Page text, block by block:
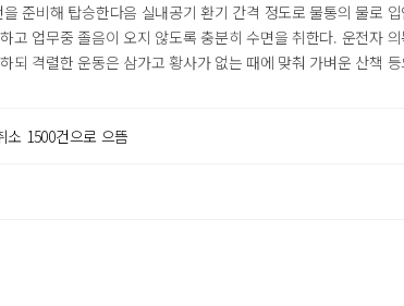
준비해 탑승한다음 실내공기 환기 간격 정도로 물통의 물로
고 업무중 졸음이 오지 않도록 충분히 수면을 취한다. 운전자
되 격렬한 운동은 삼가고 황사가 없는 때에 맞춰 가벼운 산책
소 1500건으로 으뜸